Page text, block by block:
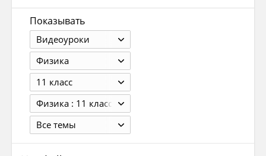
Показывать
Видеоуроки
Физика
11 класс
Физика : 11 класс : базовый уровень ; углублённый уровень : учебник для учащихся общеобразовательных организаций / Л.С. Хижнякова, А.А. Синявина, С.А. Холима и др. — М. : Вентаиа-Граф, 2013. — 408 с. + вкл. 0,5 : ил.
Все темы